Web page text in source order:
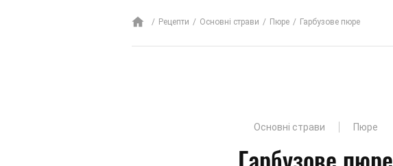
Рецепти Основні страви Пюре Гарбузове пюре
Основні страви Пюре